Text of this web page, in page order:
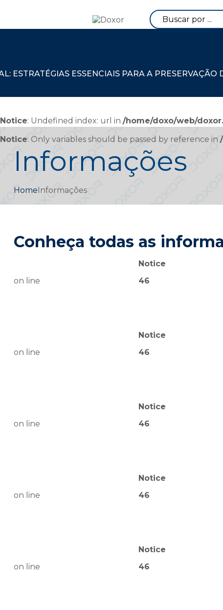
ESTRATÉGIAS ESSENCIAIS PARA A PRESERVAÇÃO
Notice: Undefined index: url in /home/doxo/web/
Notice: Only variables should be passed by reference in
HomeInformações
Informações
Conheça todas as
Notice
on line
46
Notice
on line
46
Notice
on line
46
Notice
on line
46
Notice
on line
46